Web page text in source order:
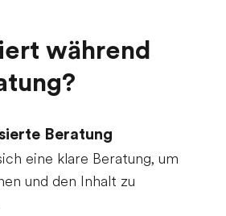
während
Beratung
eine klare Beratung, um
und den Inhalt zu